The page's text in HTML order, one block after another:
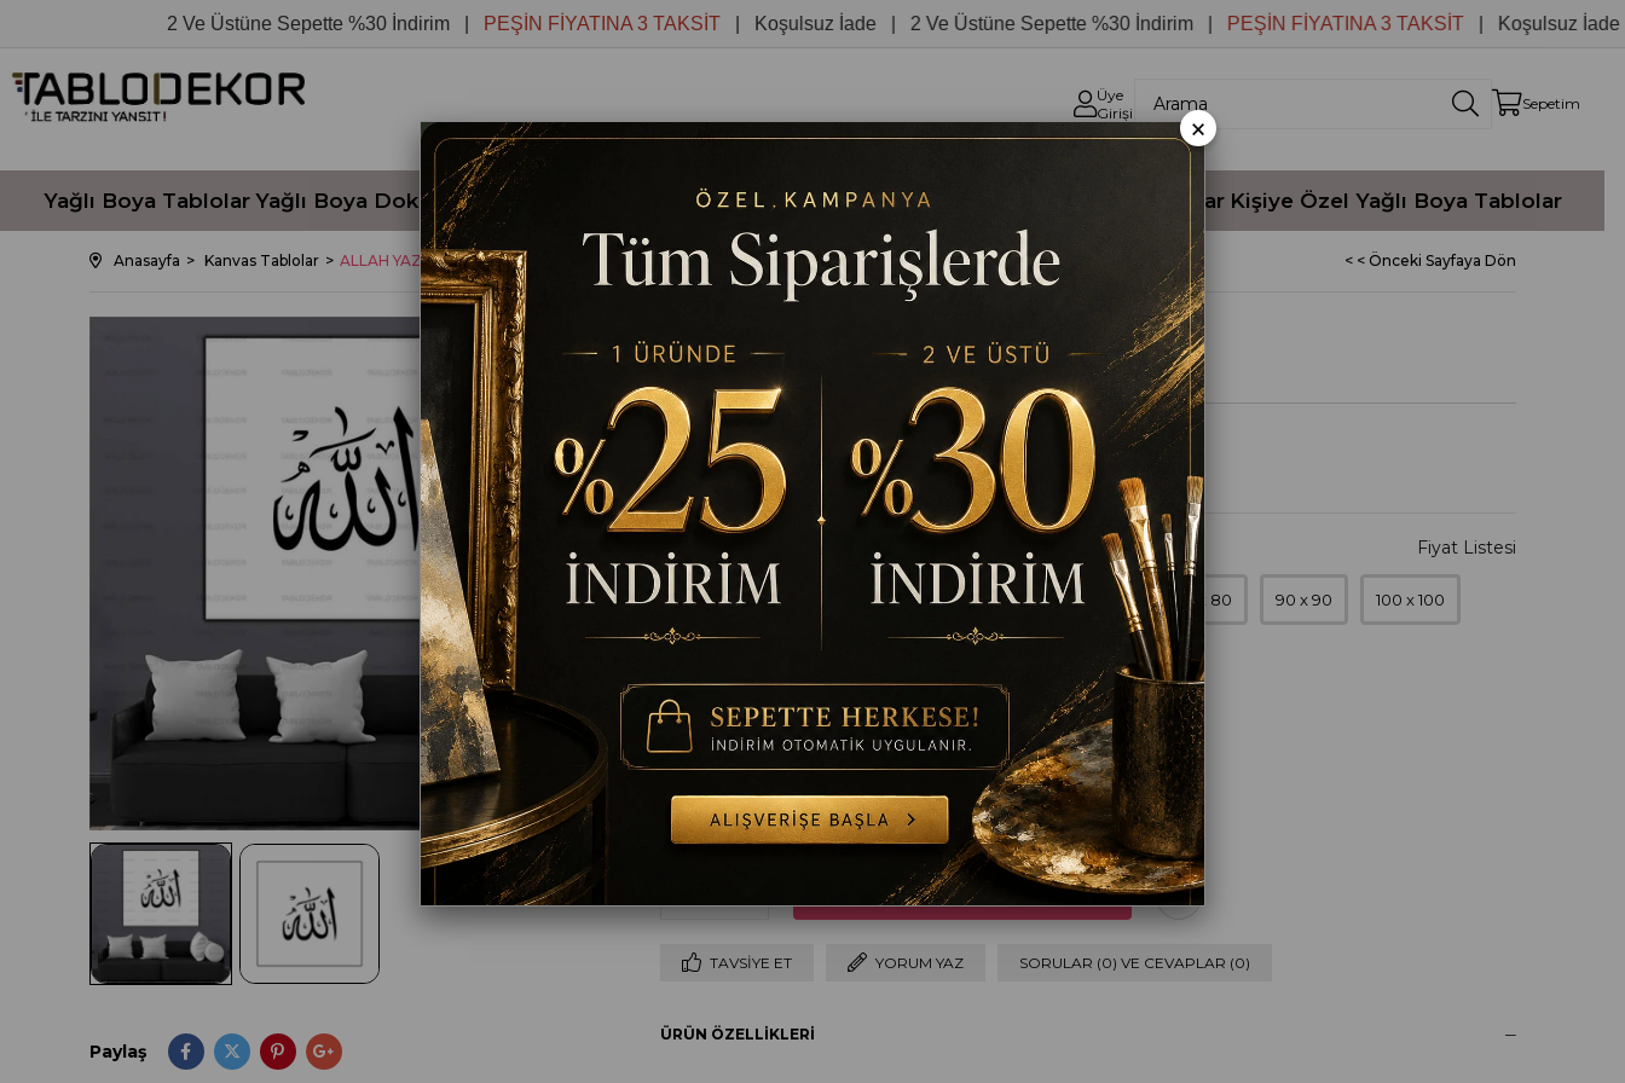
2 Ve Üstüne Sepette %30 İndirim |PEŞİN FİYATINA 3 TAKSİT| Koşulsuz İade | 2 Ve Üstüne Sepette %30 İndirim |PEŞİN FİYATINA 3 TAKSİT| Koşulsuz İade
Üye
Girişi
Sepetim
Yağlı Boya Tablolar Yağlı Boya Dokulu Tablolar Kanvas Tablolar Yuvarlak Tablolar Reprodüksiyon Yağlı Boyalar Kişiye Özel Yağlı Boya Tablolar
Anasayfa Kanvas Tablolar ALLAH YAZILI KANVAS TABLO < < Önceki Sayfaya Dön
Paylaş
ALLAH YAZILI KANVAS TABLO
(TD933)
%25
İndirim
₺1.552,71 ₺1.164,53
30 x 30 40 x 40 50 x 50 60 x 60 70 x 70 80 x 80 90 x 90 100 x 100
Çerçeve
Çerçevesiz Çerçeveli
TAVSIYE ET YORUM YAZ SORULAR (0) VE CEVAPLAR (0)
ÜRÜN ÖZELLIKLERI
×